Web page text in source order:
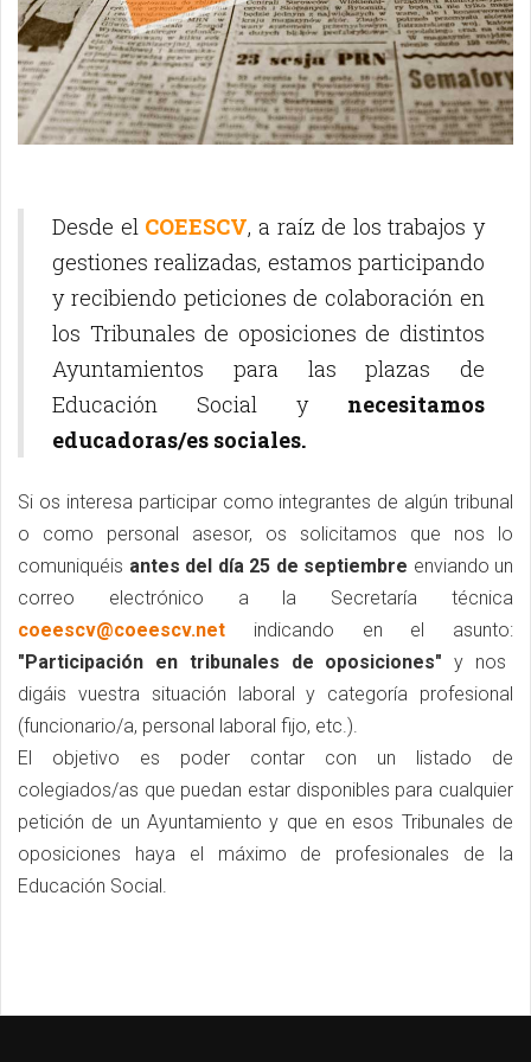
Desde el COEESCV, a raíz de los trabajos y
gestiones realizadas, estamos participando
y recibiendo peticiones de colaboración en
los Tribunales de oposiciones de distintos
Ayuntamientos para las plazas de
Educación Social y necesitamos
educadoras/es sociales.
Si os interesa participar como integrantes de algún tribunal
o como personal asesor, os solicitamos que nos lo
comuniquéis antes del día 25 de septiembre enviando un
correo electrónico a la Secretaría técnica
coeescv@coeescv.net indicando en el asunto:
"Participación en tribunales de oposiciones" y nos
digáis vuestra situación laboral y categoría profesional
(funcionario/a, personal laboral fijo, etc.).
El objetivo es poder contar con un listado de
colegiados/as que puedan estar disponibles para cualquier
petición de un Ayuntamiento y que en esos Tribunales de
oposiciones haya el máximo de profesionales de la
Educación Social.